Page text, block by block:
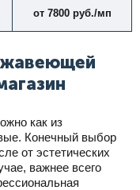
от 7800 руб./мп
как из
Конечный выбор
от эстетических
важнее всего